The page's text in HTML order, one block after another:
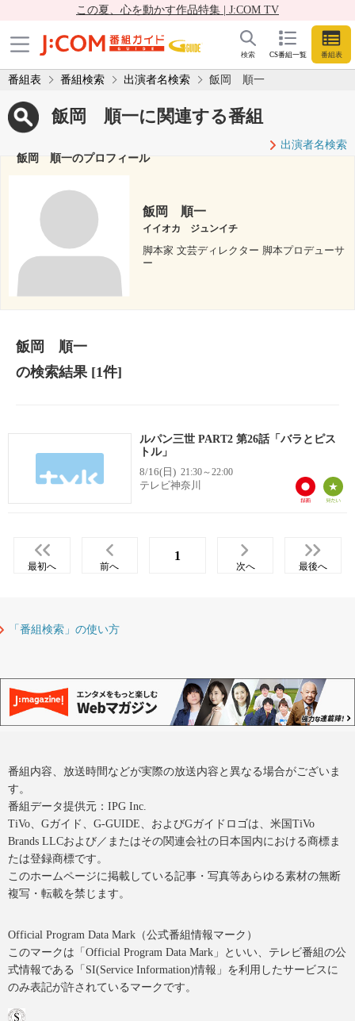
この夏、心を動かす作品特集 | J:COM TV
CS番組一覧 番組表
検索
番組表 番組検索 出演者名検索 飯岡 順一
飯岡 順一に関連する番組
出演者名検索
飯岡 順一のプロフィール
飯岡 順一
イイオカ ジュンイチ
脚本家 文芸ディレクター 脚本プロデューサ
ー
飯岡 順一
の検索結果[1件]
ルパン三世 PART2 第26話「バラとピス
トル」
8/16(日) 21:30～22:00
テレビ神奈川
最初へ 前へ
1
次へ 最後へ
「番組検索」の使い方
番組内容、放送時間などが実際の放送内容と異なる場合がございま
す。
番組データ提供元：IPG Inc.
TiVo、Gガイド、G-GUIDE、およびGガイドロゴは、米国TiVo
Brands LLCおよび／またはその関連会社の日本国内における商標ま
たは登録商標です。
このホームページに掲載している記事・写真等あらゆる素材の無断
複写・転載を禁じます。
Official Program Data Mark（公式番組情報マーク）
このマークは「Official Program Data Mark」といい、テレビ番組の公
式情報である「SI(Service Information)情報」を利用したサービスに
のみ表記が許されているマークです。